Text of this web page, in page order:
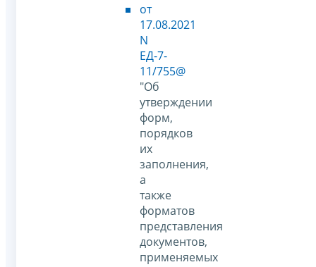
от
17.08.2021
N
ЕД-7-
11/755@
"Об
утверждении
форм,
порядков
их
заполнения,
а
также
форматов
представления
документов,
применяемых